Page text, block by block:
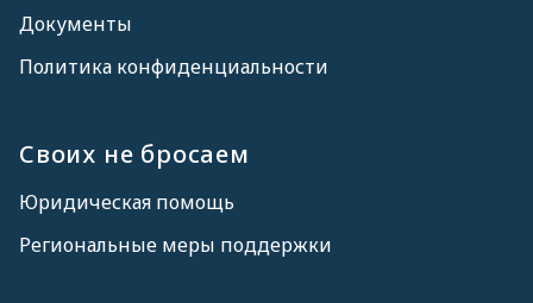
Документы
Политика конфиденциальности
Своих не бросаем
Юридическая помощь
Региональные меры поддержки